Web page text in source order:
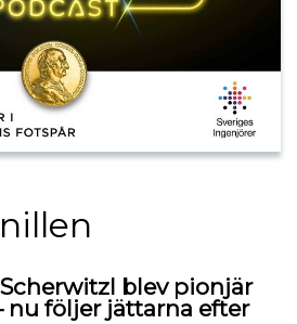
blev pionjär
nu följer jättarna efter